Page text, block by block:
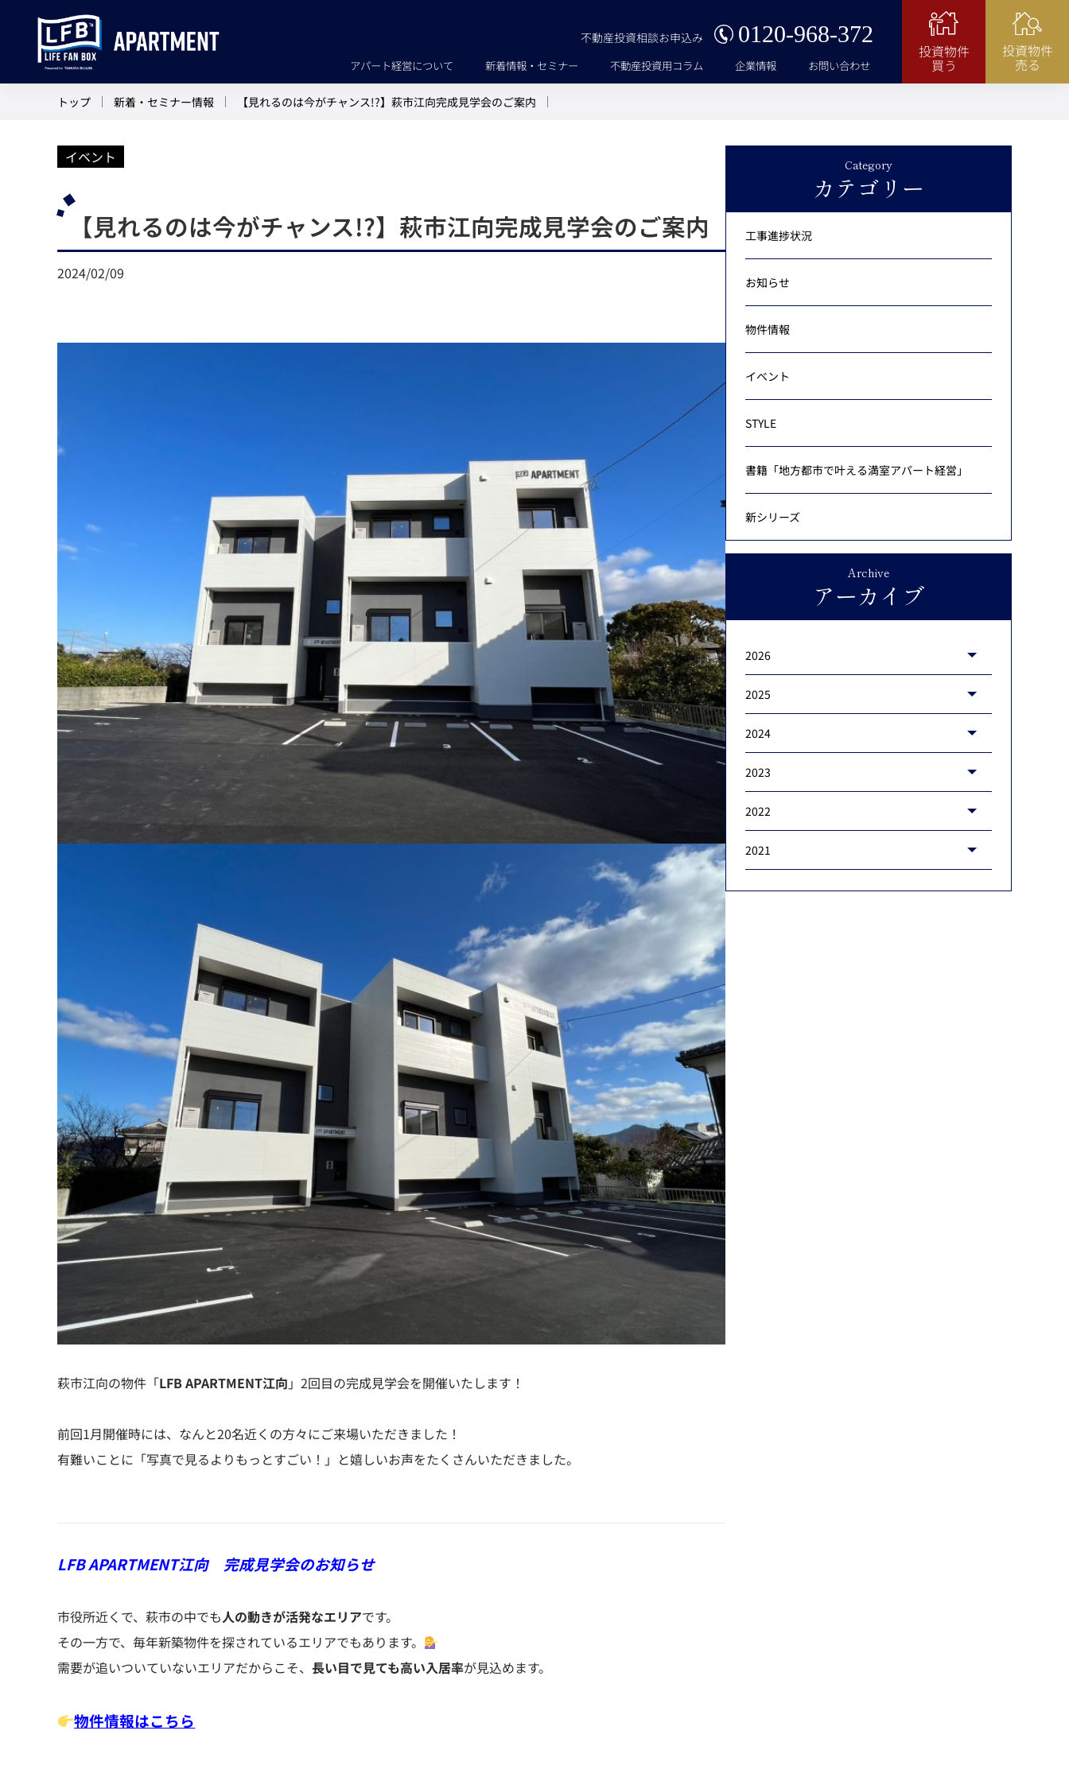
不動産投資相談お申込み 0120-968-372
アパート経営について 新着情報・セミナー 不動産投資用コラム 企業情報 お問い合わせ
投資物件
買う
投資物件
売る
トップ 新着・セミナー情報 【見れるのは今がチャンス!?】萩市江向完成見学会のご案内
イベント
【見れるのは今がチャンス!?】萩市江向完成見学会のご案内
2024/02/09
萩市江向の物件「LFB APARTMENT江向 」2回目の完成見学会を開催いたします！
前回1月開催時には、なんと20名近くの方々にご来場いただきました！
有難いことに「写真で見るよりもっとすごい！」と嬉しいお声をたくさんいただきました。
LFB APARTMENT江向 完成見学会のお知らせ
市役所近くで、萩市の中でも人の動きが活発なエリアです。
その一方で、毎年新築物件を探されているエリアでもあります。
需要が追いついていないエリアだからこそ、 長い目で見ても高い入居率が見込めます。
物件情報はこちら
Category
カテゴリー
工事進捗状況
お知らせ
物件情報
イベント
STYLE
書籍「地方都市で叶える満室アパート経営」
新シリーズ
Archive
アーカイブ
2026
2025
2024
2023
2022
2021